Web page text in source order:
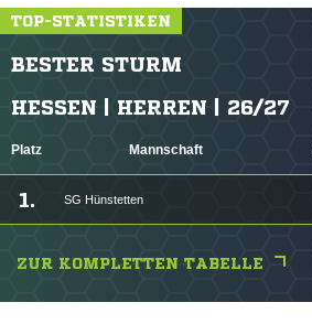
TOP-STATISTIKEN
BESTER STURM
HESSEN | HERREN | 26/27
Platz Mannschaft
1. SG Hünstetten
ZUR KOMPLETTEN TABELLE